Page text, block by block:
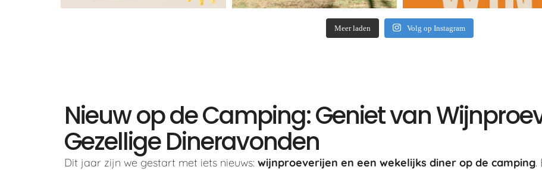
Meer laden Volg op Instagram
Nieuw op de Camping: Geniet van
Gezellige Dineravonden
Dit jaar zijn we gestart met iets nieuws: wijnproeverijen en een wekelijks diner op de camping.